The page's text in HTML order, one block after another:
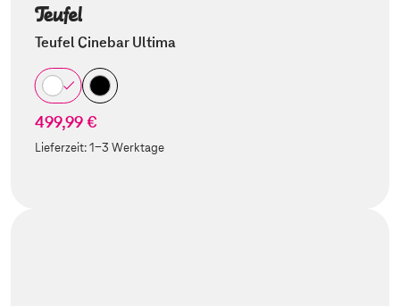
Teufel Cinebar Ultima
499,99 €
Lieferzeit:1-3 Werktage